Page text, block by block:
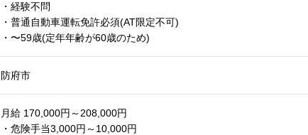
・経験不問
・普通自動車運転免許必須(AT限定不可)
・〜59歳(定年年齢が60歳のため)
防府市
月給 170,000円～208,000円
・危険手当3,000円～10,000円